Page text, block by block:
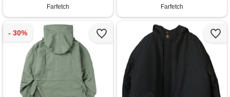
Farfetch Farfetch